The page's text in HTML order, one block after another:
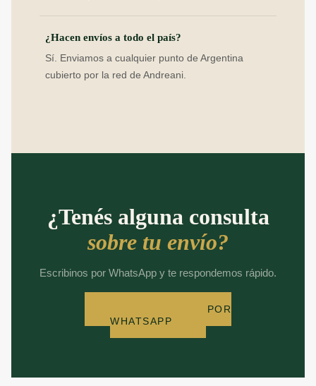
¿Hacen envíos a todo el país?
Sí. Enviamos a cualquier punto de Argentina
cubierto por la red de Andreani.
¿Tenés alguna consulta
sobre tu envío?
Escribinos por WhatsApp y te respondemos rápido.
CONSULTANOS POR
WHATSAPP